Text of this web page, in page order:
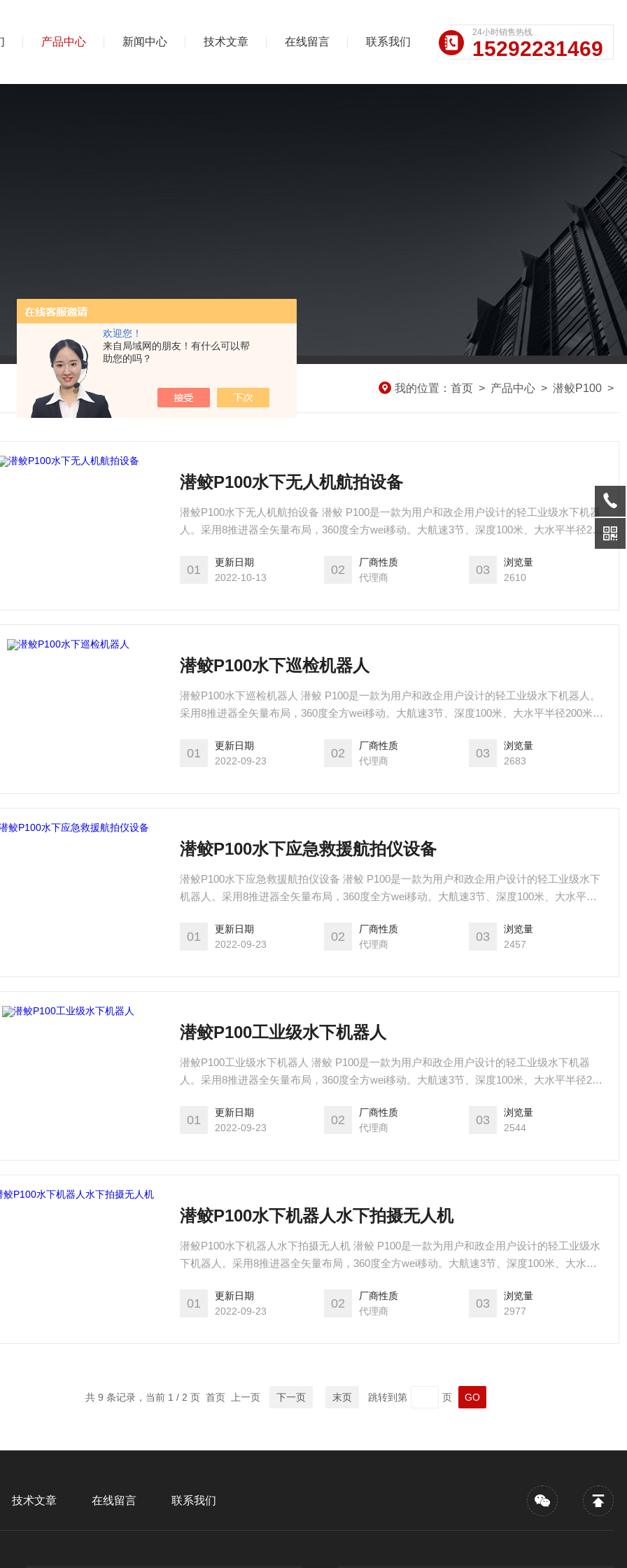
欢迎您！
来自局域网的朋友！有什么可以帮
助您的吗？
产品中心 新闻中心 技术文章 在线留言 联系我们
24小时销售热线
15292231469
我的位置： 首页 > 产品中心 > 潜鲛P100 >
潜鲛P100水下无人机航拍设备
潜鲛P100水下无人机航拍设备 潜鲛 P100是一款为用户和政企用户设计的轻工业级水下机器
人。采用8推进器全矢量布局，360度全方wei移动。大航速3节、深度100米、大水平半径200
01
更新日期
2022-10-13
02
厂商性质
代理商
03
浏览量
2610
潜鲛P100水下巡检机器人
潜鲛P100水下巡检机器人 潜鲛 P100是一款为用户和政企用户设计的轻工业级水下机器人。
采用8推进器全矢量布局，360度全方wei移动。大航速3节、深度100米、大水平半径200米。
01
更新日期
2022-09-23
02
厂商性质
代理商
03
浏览量
2683
潜鲛P100水下应急救援航拍仪设备
潜鲛P100水下应急救援航拍仪设备 潜鲛 P100是一款为用户和政企用户设计的轻工业级水下
机器人。采用8推进器全矢量布局，360度全方wei移动。大航速3节、深度100米、大水平半
01
更新日期
2022-09-23
02
厂商性质
代理商
03
浏览量
2457
潜鲛P100工业级水下机器人
潜鲛P100工业级水下机器人 潜鲛 P100是一款为用户和政企用户设计的轻工业级水下机器
人。采用8推进器全矢量布局，360度全方wei移动。大航速3节、深度100米、大水平半径200
01
更新日期
2022-09-23
02
厂商性质
代理商
03
浏览量
2544
潜鲛P100水下机器人水下拍摄无人机
潜鲛P100水下机器人水下拍摄无人机 潜鲛 P100是一款为用户和政企用户设计的轻工业级水
下机器人。采用8推进器全矢量布局，360度全方wei移动。大航速3节、深度100米、大水平
01
更新日期
2022-09-23
02
厂商性质
代理商
03
浏览量
2977
共 9 条记录，当前 1 / 2 页 首页 上一页 下一页 末页 跳转到第 页
技术文章 在线留言 联系我们